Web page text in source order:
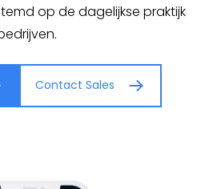
op de dagelijkse praktijk
Contact Sales